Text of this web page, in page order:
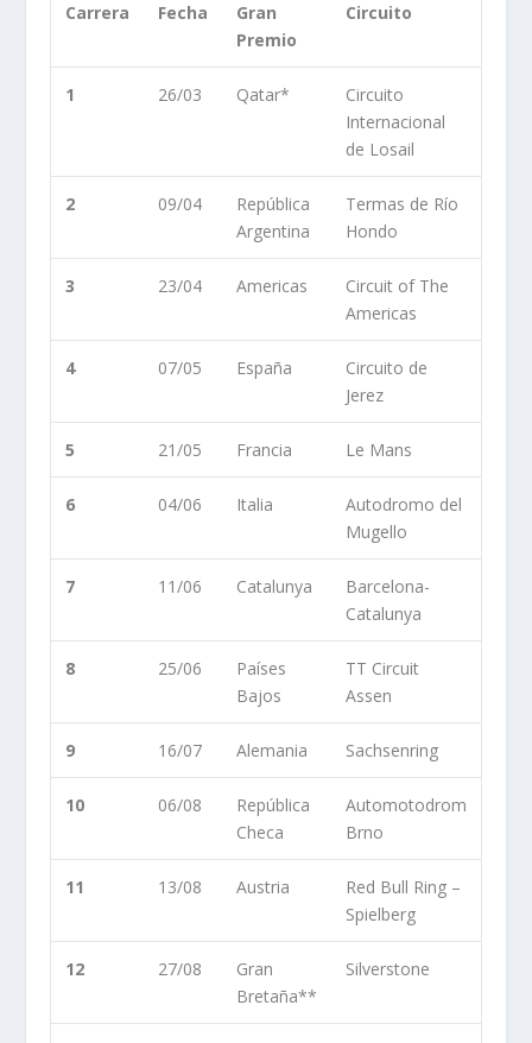
Carrera Fecha
Gran
Premio
Circuito
1 26/03 Qatar*
Circuito
Internacional
de Losail
2 09/04
República
Argentina
Termas de Río
Hondo
3 23/04 Americas
Circuit of The
Americas
4 07/05 España
Circuito de
Jerez
5 21/05 Francia Le Mans
6 04/06 Italia
Autodromo del
Mugello
7 11/06 Catalunya
Barcelona-
Catalunya
8 25/06
Países
Bajos
TT Circuit
Assen
9 16/07 Alemania Sachsenring
10 06/08
República
Checa
Automotodrom
Brno
11 13/08 Austria
Red Bull Ring –
Spielberg
12 27/08
Gran
Bretaña**
Silverstone